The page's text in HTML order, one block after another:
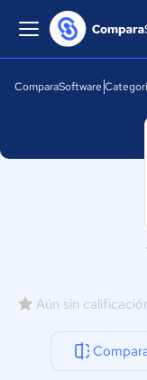
ComparaSoftware
Aún sin